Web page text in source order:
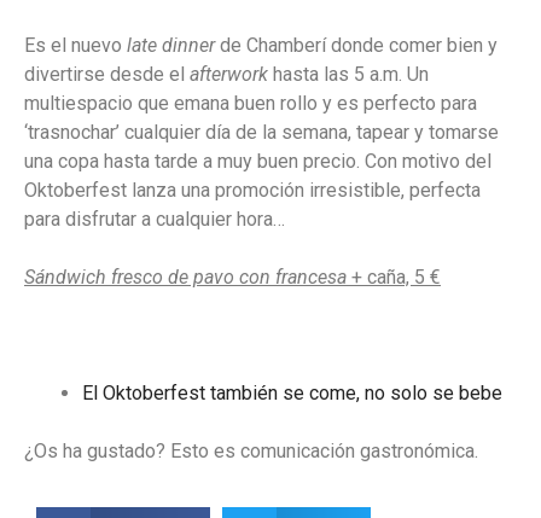
Es el nuevo late dinnerde Chamberí donde comer bien y
divertirse desde el afterwork hasta las 5 a.m. Un
multiespacio que emana buen rollo y es perfecto para
‘trasnochar’ cualquier día de la semana, tapear y tomarse
una copa hasta tarde a muy buen precio. Con motivo del
Oktoberfest lanza una promoción irresistible, perfecta
para disfrutar a cualquier hora…
Sándwich fresco de pavo con francesa + caña, 5 €
El Oktoberfest también se come, no solo se bebe
¿Os ha gustado? Esto es comunicación gastronómica.